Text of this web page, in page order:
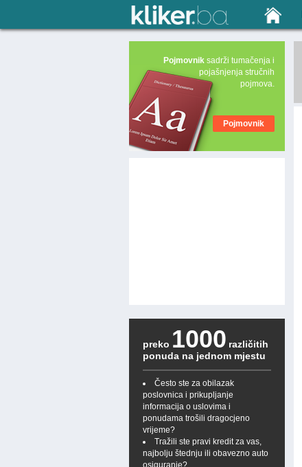
Pojmovnik sadrži tumačenja i
pojašnjenja stručnih
pojmova.
Pojmovnik
preko 1000 različitih
ponuda na jednom mjestu
Često ste za obilazak
poslovnica i prikupljanje
informacija o uslovima i
ponudama trošili dragocjeno
vrijeme?
Tražili ste pravi kredit za vas,
najbolju štednju ili obavezno auto
osiguranje?